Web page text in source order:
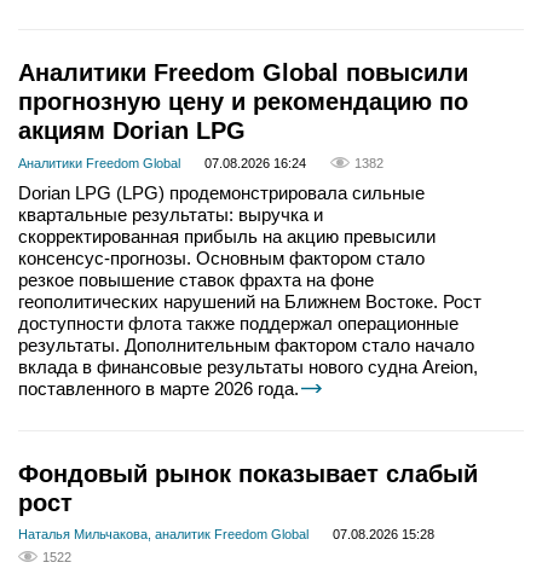
Аналитики Freedom Global повысили
прогнозную цену и рекомендацию по
акциям Dorian LPG
Аналитики Freedom Global 07.08.2026 16:24 1382
Dorian LPG (LPG) продемонстрировала сильные
квартальные результаты: выручка и
скорректированная прибыль на акцию превысили
консенсус-прогнозы. Основным фактором стало
резкое повышение ставок фрахта на фоне
геополитических нарушений на Ближнем Востоке. Рост
доступности флота также поддержал операционные
результаты. Дополнительным фактором стало начало
вклада в финансовые результаты нового судна Areion,
поставленного в марте 2026 года.
Фондовый рынок показывает слабый
рост
Наталья Мильчакова, аналитик Freedom Global
07.08.2026 15:28
1522